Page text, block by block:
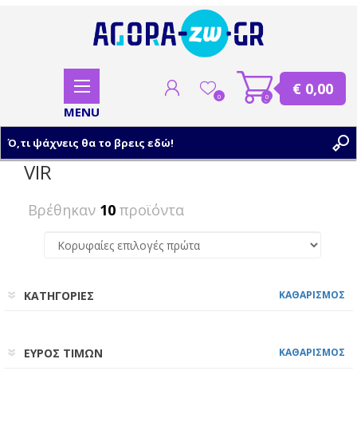
ΣΥΝΔΕΣΗ
0 0 € 0,00
VIR
Βρέθηκαν 10 προϊόντα
ΚΑΤΗΓΟΡΙΕΣ ΚΑΘΑΡΙΣΜΟΣ
ΕΥΡΟΣ ΤΙΜΩΝ ΚΑΘΑΡΙΣΜΟΣ